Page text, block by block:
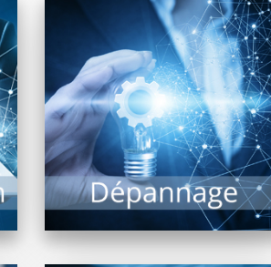
Malgré les évolutions
technologiques, le risque de
panne ne peut être exclu. Il est
alors précieux...
EN SAVOIR PLUS